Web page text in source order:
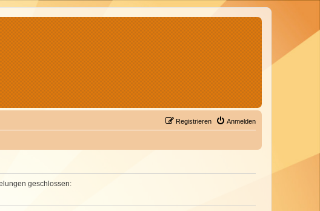
Anmelden
Registrieren
geschlossen: